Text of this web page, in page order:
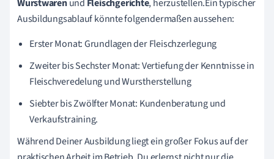
Wurstwarenund Fleischgerichte, herzustellen.Ein typischer
Ausbildungsablauf könnte folgendermaßen aussehen:
Erster Monat: Grundlagen der Fleischzerlegung
Zweiter bis Sechster Monat: Vertiefung der Kenntnisse in
Fleischveredelung und Wurstherstellung
Siebter bis Zwölfter Monat: Kundenberatung und
Verkaufstraining.
Während Deiner Ausbildung liegt ein großer Fokus auf der